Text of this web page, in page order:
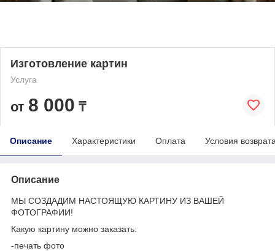
Изготовление картин
Услуга
от 8 000 ₸
Описание Характеристики Оплата Условия
Описание
МЫ СОЗДАДИМ НАСТОЯЩУЮ КАРТИНУ ИЗ ВАШЕЙ
ФОТОГРАФИИ!
Какую картину можно заказать:
-печать фото